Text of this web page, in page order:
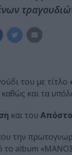
του με τίτλο
και τα
και του
την
το album